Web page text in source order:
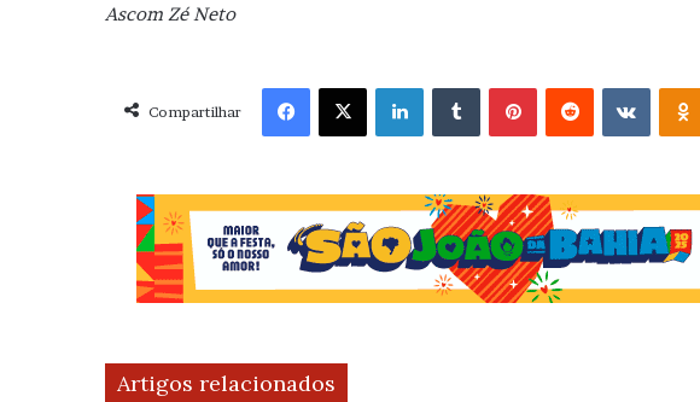
Ascom Zé Neto
Compartilhar
Facebook X Linkedin VK
Artigos relacionados